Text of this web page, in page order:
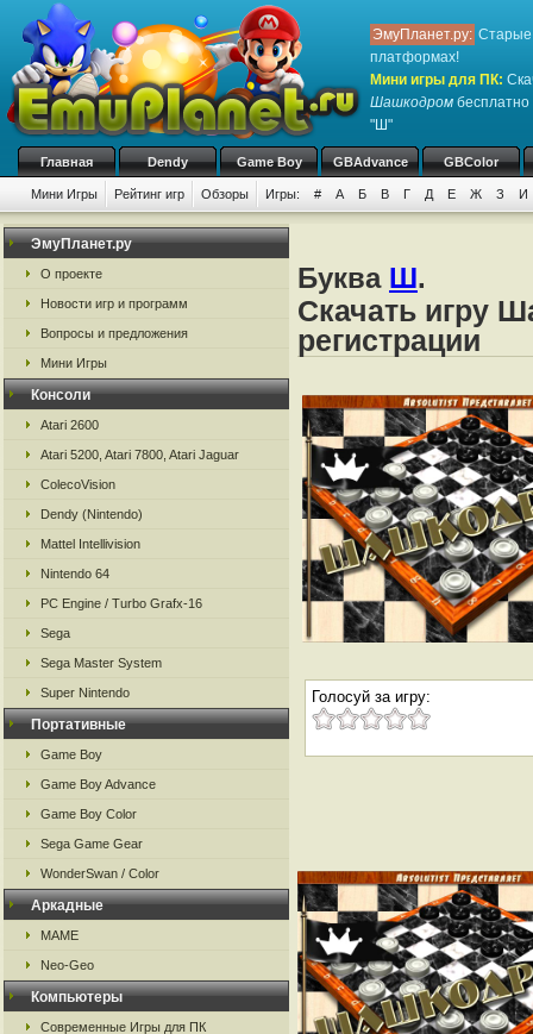
ЭмуПланет.ру: Старые
платформах!
Мини игры для ПК:
Шашкодром бесплатно
"Ш"
Главная Dendy Game Boy GBAdvance GBColor
Мини Игры Рейтинг игр Обзоры Игры: # А Б В Г Д Е Ж З И
ЭмуПланет.ру
О проекте
Новости игр и программ
Вопросы и предложения
Мини Игры
Консоли
Atari 2600
Atari 5200, Atari 7800, Atari Jaguar
ColecoVision
Dendy (Nintendo)
Mattel Intellivision
Nintendo 64
PC Engine / Turbo Grafx-16
Sega
Sega Master System
Super Nintendo
Портативные
Game Boy
Game Boy Advance
Game Boy Color
Sega Game Gear
WonderSwan / Color
Аркадные
MAME
Neo-Geo
Компьютеры
Современные Игры для ПК
Буква Ш.
Скачать игру
регистрации
Голосуй за игру: